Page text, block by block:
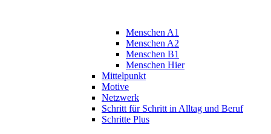
Menschen A1
Menschen A2
Menschen B1
Menschen Hier
Mittelpunkt
Motive
Netzwerk
Schritt für Schritt in Alltag und Beruf
Schritte Plus